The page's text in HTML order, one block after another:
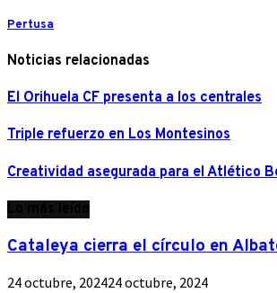
Pertusa
Noticias relacionadas
El Orihuela CF presenta a los centrales
Triple refuerzo en Los Montesinos
Creatividad asegurada para el Atlético
Cataleya cierra el círculo en
24 octubre, 202424 octubre, 2024